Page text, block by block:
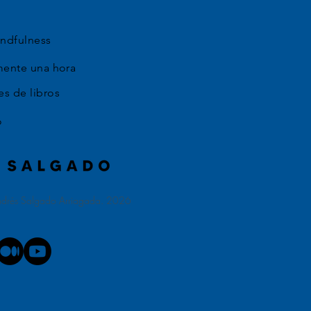
una hora
de libros
Salgado Arriagada. 2026